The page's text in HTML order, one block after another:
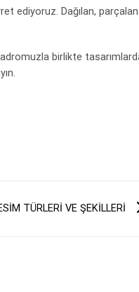
ediyoruz. Dağılan,
birlikte
TÜRLERİ VE ŞEKİLLERİ